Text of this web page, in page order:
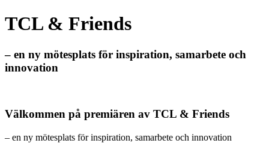
TCL & Friends
– en ny mötesplats för inspiration, samarbete och
innovation
Välkommen på premiären av TCL & Friends
– en ny mötesplats för inspiration, samarbete och innovation